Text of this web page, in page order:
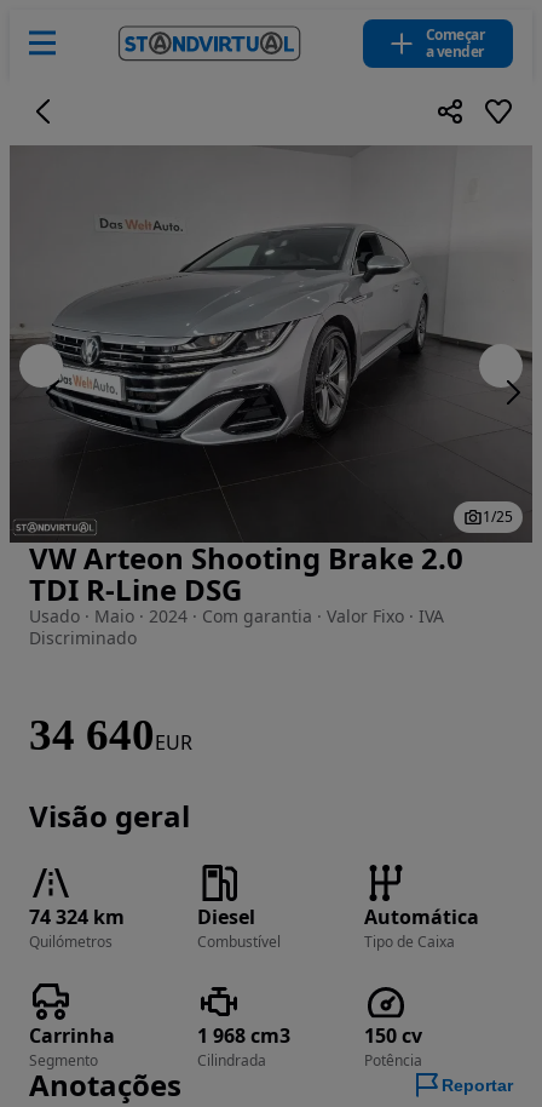
Começar
a vender
Imagem 1 de 25
1/25
VW Arteon Shooting Brake 2.0
TDI R-Line DSG
Usado · Maio · 2024 · Com garantia · Valor Fixo · IVA
Discriminado
34 640EUR
Visão geral
74 324 km
Quilómetros
Diesel
Combustível
Automática
Tipo de Caixa
Carrinha
Segmento
1 968 cm3
Cilindrada
150 cv
Potência
Anotações Reportar